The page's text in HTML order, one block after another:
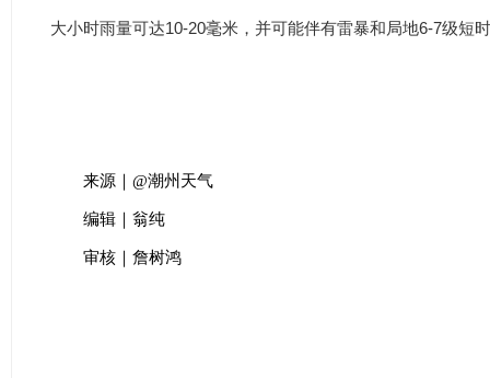
大小时雨量可达10-20毫米，并可能伴有雷暴和局地6-7级短
来源｜@潮州天气
编辑｜翁纯
审核｜詹树鸿